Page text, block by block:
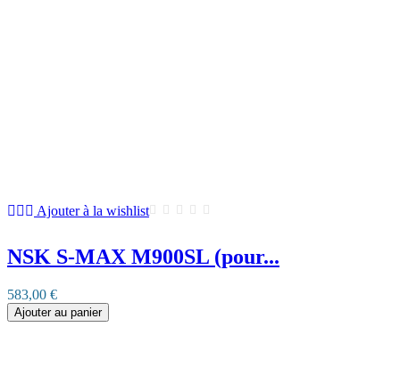
Ajouter à la wishlist
NSK S-MAX M900SL (pour...
583,00 €
Ajouter au panier